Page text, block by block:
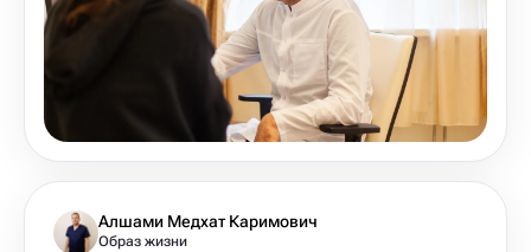
Алшами Медхат Каримович
Образ жизни